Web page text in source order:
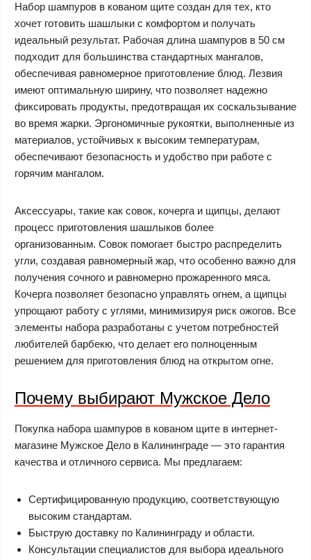
Набор шампуров в кованом щите создан для тех, кто
хочет готовить шашлыки с комфортом и получать
идеальный результат. Рабочая длина шампуров в 50 см
подходит для большинства стандартных мангалов,
обеспечивая равномерное приготовление блюд. Лезвия
имеют оптимальную ширину, что позволяет надежно
фиксировать продукты, предотвращая их соскальзывание
во время жарки. Эргономичные рукоятки, выполненные из
материалов, устойчивых к высоким температурам,
обеспечивают безопасность и удобство при работе с
горячим мангалом.
Аксессуары, такие как совок, кочерга и щипцы, делают
процесс приготовления шашлыков более
организованным. Совок помогает быстро распределить
угли, создавая равномерный жар, что особенно важно для
получения сочного и равномерно прожаренного мяса.
Кочерга позволяет безопасно управлять огнем, а щипцы
упрощают работу с углями, минимизируя риск ожогов. Все
элементы набора разработаны с учетом потребностей
любителей барбекю, что делает его полноценным
решением для приготовления блюд на открытом огне.
Почему выбирают Мужское Дело
Покупка набора шампуров в кованом щите в интернет-
магазине Мужское Дело в Калининграде — это гарантия
качества и отличного сервиса. Мы предлагаем:
Сертифицированную продукцию, соответствующую
высоким стандартам.
Быструю доставку по Калининграду и области.
Консультации специалистов для выбора идеального